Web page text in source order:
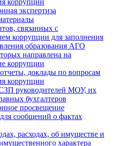
коррупции
экспертиза
связанных с
коррупции для заполнения
образования АГО
направлена на
коррупции
доклады по вопросам
коррупции
руководителей МОУ, их
бухгалтеров
просвещение
сообщений о фактах
расходах, об имуществе и
характера